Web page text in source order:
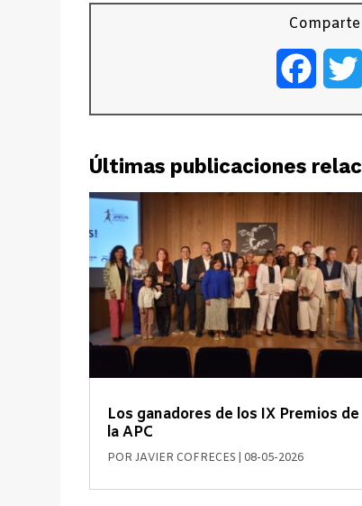
Últimas publicaciones
Los ganadores de los IX Premios de
la APC
PORJAVIER COFRECES 08-05-2026